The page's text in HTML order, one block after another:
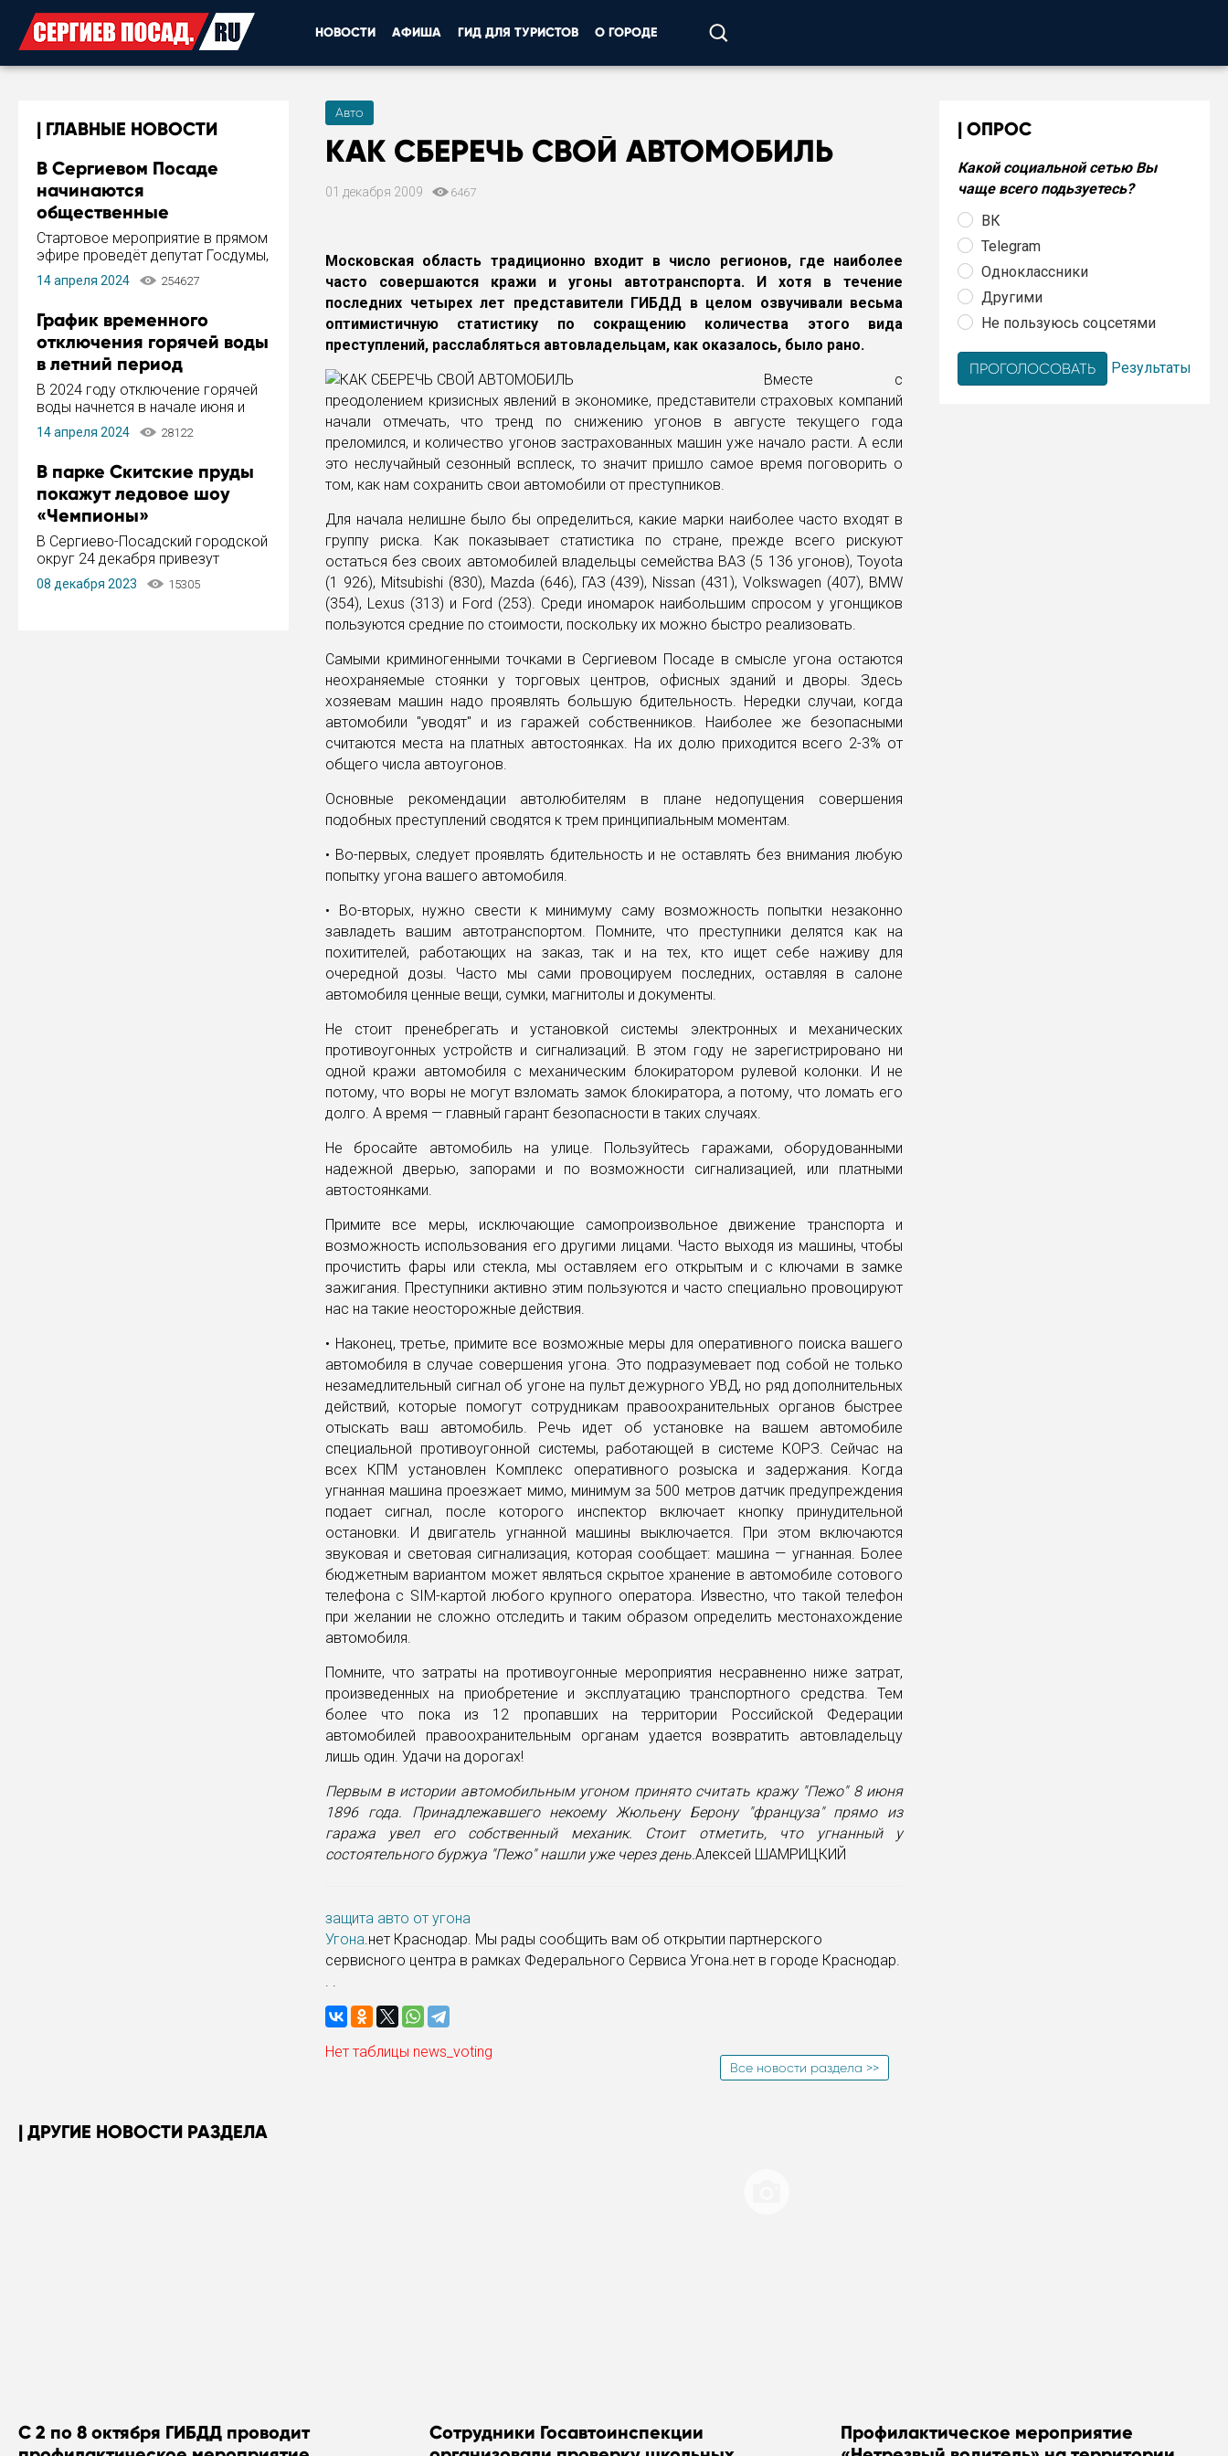
НОВОСТИ АФИША ГИД ДЛЯ ТУРИСТОВ О ГОРОДЕ
ГЛАВНЫЕ НОВОСТИ
В Сергиевом Посаде
начинаются
общественные
обсуждения Стратегии
развития города
Стартовое мероприятие в прямом
эфире проведёт депутат Госдумы,
инициатор и автор Концепции
развития Сергиева Посада и
Пахомов.
14 апреля 2024 254627
График временного
отключения горячей воды
в летний период
В 2024 году отключение горячей
воды начнется в начале июня и
завершится в конце августа.
Период отключения составит не
14 апреля 2024 28122
В парке Скитские пруды
покажут ледовое шоу
«Чемпионы»
В Сергиево-Посадский городской
округ 24 декабря привезут
ледовый тур «Чемпионы»
заслуженного мастера спорта,
08 декабря 2023 15305
Авто
КАК СБЕРЕЧЬ СВОЙ АВТОМОБИЛЬ
01 декабря 2009 6467
Московская область традиционно входит в число регионов, где наиболее
часто совершаются кражи и угоны автотранспорта. И хотя в течение
последних четырех лет представители ГИБДД в целом озвучивали весьма
оптимистичную статистику по сокращению количества этого вида
преступлений, расслабляться автовладельцам, как оказалось, было рано.
Вместе с
преодолением кризисных явлений в экономике, представители страховых компаний
начали отмечать, что тренд по снижению угонов в августе текущего года
преломился, и количество угонов застрахованных машин уже начало расти. А если
это неслучайный сезонный всплеск, то значит пришло самое время поговорить о
том, как нам сохранить свои автомобили от преступников.
Для начала нелишне было бы определиться, какие марки наиболее часто входят в
группу риска. Как показывает статистика по стране, прежде всего рискуют
остаться без своих автомобилей владельцы семейства ВАЗ (5 136 угонов), Toyota
(1 926), Mitsubishi (830), Mazda (646), ГАЗ (439), Nissan (431), Volkswagen (407), BMW
(354), Lexus (313) и Ford (253). Среди иномарок наибольшим спросом у угонщиков
пользуются средние по стоимости, поскольку их можно быстро реализовать.
Самыми криминогенными точками в Сергиевом Посаде в смысле угона остаются
неохраняемые стоянки у торговых центров, офисных зданий и дворы. Здесь
хозяевам машин надо проявлять большую бдительность. Нередки случаи, когда
автомобили "уводят" и из гаражей собственников. Наиболее же безопасными
считаются места на платных автостоянках. На их долю приходится всего 2-3% от
общего числа автоугонов.
Основные рекомендации автолюбителям в плане недопущения совершения
подобных преступлений сводятся к трем принципиальным моментам.
• Во-первых, следует проявлять бдительность и не оставлять без внимания любую
попытку угона вашего автомобиля.
• Во-вторых, нужно свести к минимуму саму возможность попытки незаконно
завладеть вашим автотранспортом. Помните, что преступники делятся как на
похитителей, работающих на заказ, так и на тех, кто ищет себе наживу для
очередной дозы. Часто мы сами провоцируем последних, оставляя в салоне
автомобиля ценные вещи, сумки, магнитолы и документы.
Не стоит пренебрегать и установкой системы электронных и механических
противоугонных устройств и сигнализаций. В этом году не зарегистрировано ни
одной кражи автомобиля с механическим блокиратором рулевой колонки. И не
потому, что воры не могут взломать замок блокиратора, а потому, что ломать его
долго. А время — главный гарант безопасности в таких случаях.
Не бросайте автомобиль на улице. Пользуйтесь гаражами, оборудованными
надежной дверью, запорами и по возможности сигнализацией, или платными
автостоянками.
Примите все меры, исключающие самопроизвольное движение транспорта и
возможность использования его другими лицами. Часто выходя из машины, чтобы
прочистить фары или стекла, мы оставляем его открытым и с ключами в замке
зажигания. Преступники активно этим пользуются и часто специально провоцируют
нас на такие неосторожные действия.
• Наконец, третье, примите все возможные меры для оперативного поиска вашего
автомобиля в случае совершения угона. Это подразумевает под собой не только
незамедлительный сигнал об угоне на пульт дежурного УВД, но ряд дополнительных
действий, которые помогут сотрудникам правоохранительных органов быстрее
отыскать ваш автомобиль. Речь идет об установке на вашем автомобиле
специальной противоугонной системы, работающей в системе КОРЗ. Сейчас на
всех КПМ установлен Комплекс оперативного розыска и задержания. Когда
угнанная машина проезжает мимо, минимум за 500 метров датчик предупреждения
подает сигнал, после которого инспектор включает кнопку принудительной
остановки. И двигатель угнанной машины выключается. При этом включаются
звуковая и световая сигнализация, которая сообщает: машина — угнанная. Более
бюджетным вариантом может являться скрытое хранение в автомобиле сотового
телефона с SIM-картой любого крупного оператора. Известно, что такой телефон
при желании не сложно отследить и таким образом определить местонахождение
автомобиля.
Помните, что затраты на противоугонные мероприятия несравненно ниже затрат,
произведенных на приобретение и эксплуатацию транспортного средства. Тем
более что пока из 12 пропавших на территории Российской Федерации
автомобилей правоохранительным органам удается возвратить автовладельцу
лишь один. Удачи на дорогах!
Первым в истории автомобильным угоном принято считать кражу "Пежо" 8 июня
1896 года. Принадлежавшего некоему Жюльену Берону "француза" прямо из
гаража увел его собственный механик. Стоит отметить, что угнанный у
состоятельного буржуа "Пежо" нашли уже через день.Алексей ШАМРИЦКИЙ
защита авто от угона
Угона.нет Краснодар. Мы рады сообщить вам об открытии партнерского
сервисного центра в рамках Федерального Сервиса Угона.нет в городе Краснодар.
. .
Нет таблицы news_voting
Все новости раздела >>
ОПРОС
Какой социальной сетью Вы
чаще всего подьзуетесь?
ВК
Telegram
Одноклассники
Другими
Не пользуюсь соцсетями
Результаты
ДРУГИЕ НОВОСТИ РАЗДЕЛА
С 2 по 8 октября ГИБДД проводит
Сотрудники Госавтоинспекции
Профилактическое мероприятие